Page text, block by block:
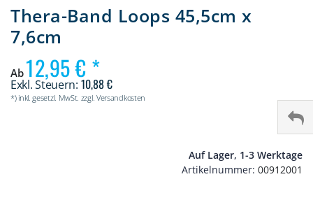
Anfang
der
Bildergalerie
springen
Thera-Band Loops 45,5cm x
7,6cm
Ab12,95 €
10,88 €
*) inkl. gesetzl. MwSt. zzgl. Versandkosten
Auf Lager, 1-3 Werktage
Artikelnummer 00912001